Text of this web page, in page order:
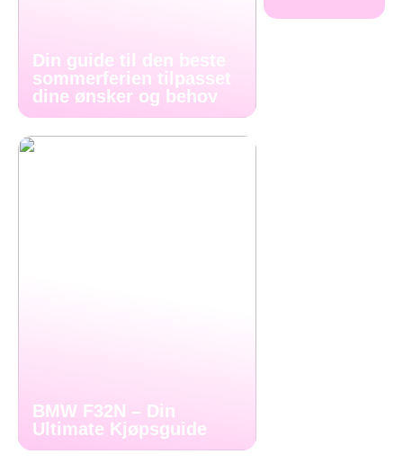
Din guide til den beste
sommerferien tilpasset
dine ønsker og behov
BMW F32N – Din
Ultimate Kjøpsguide